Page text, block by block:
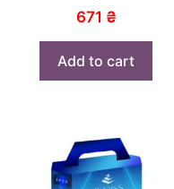
671 ₴
Add to cart